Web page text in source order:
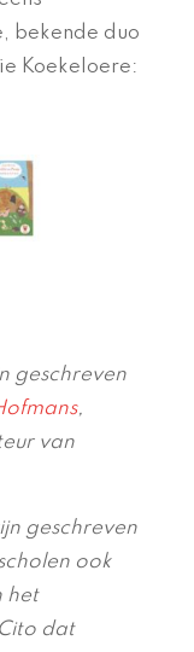
bekende duo
Koekeloere:
geschreven
,
van
geschreven
ook
het
dat